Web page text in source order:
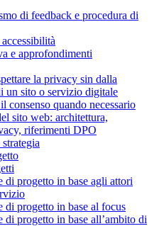
di feedback e procedura di
e approfondimenti
la privacy sin dalla
un sito o servizio digitale
consenso quando necessario
sito web: architettura,
riferimenti DPO
di progetto in base agli attori
di progetto in base al focus
di progetto in base all’ambito di